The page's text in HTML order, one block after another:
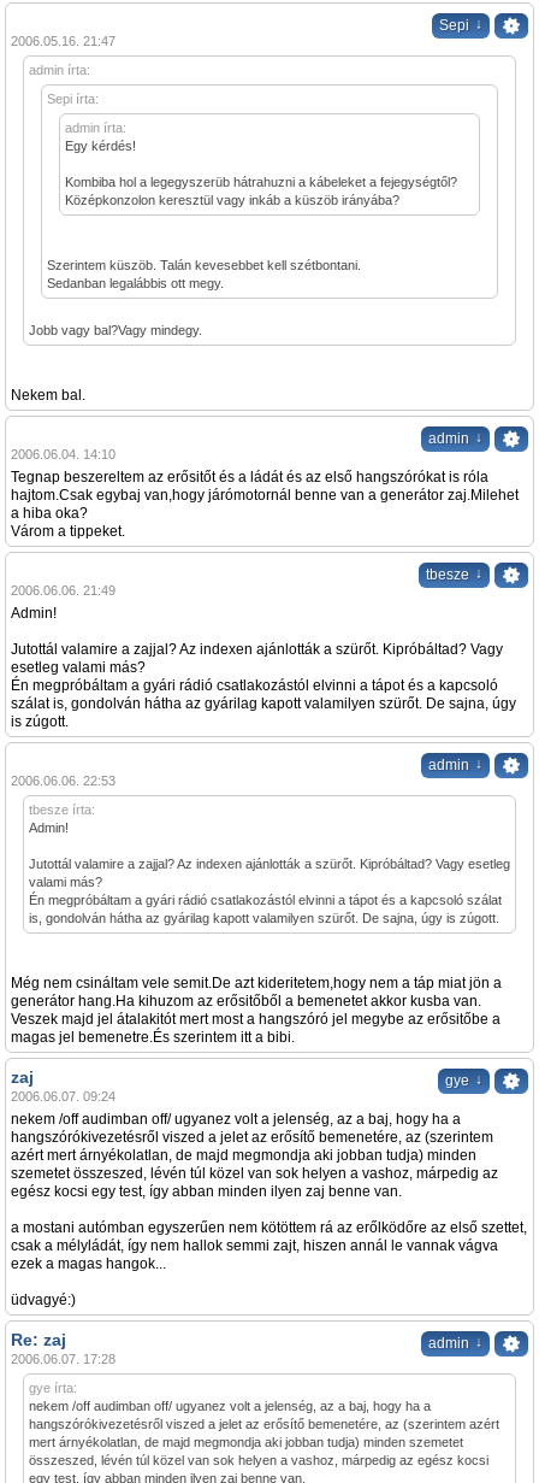
Sepi ↓
2006.05.16. 21:47
admin írta:
Sepi írta:
admin írta:
Egy kérdés!
Kombiba hol a legegyszerüb hátrahuzni a kábeleket a fejegységtől?
Középkonzolon keresztül vagy inkáb a küszöb irányába?
Szerintem küszöb. Talán kevesebbet kell szétbontani.
Sedanban legalábbis ott megy.
Jobb vagy bal?Vagy mindegy.
Nekem bal.
admin ↓
2006.06.04. 14:10
Tegnap beszereltem az erősitőt és a ládát és az első hangszórókat is róla
hajtom.Csak egybaj van,hogy járómotornál benne van a generátor zaj.Milehet
a hiba oka?
Várom a tippeket.
tbesze ↓
2006.06.06. 21:49
Admin!
Jutottál valamire a zajjal? Az indexen ajánlották a szürőt. Kipróbáltad? Vagy
esetleg valami más?
Én megpróbáltam a gyári rádió csatlakozástól elvinni a tápot és a kapcsoló
szálat is, gondolván hátha az gyárilag kapott valamilyen szürőt. De sajna, úgy
is zúgott.
admin ↓
2006.06.06. 22:53
tbesze írta:
Admin!
Jutottál valamire a zajjal? Az indexen ajánlották a szürőt. Kipróbáltad? Vagy esetleg
valami más?
Én megpróbáltam a gyári rádió csatlakozástól elvinni a tápot és a kapcsoló szálat
is, gondolván hátha az gyárilag kapott valamilyen szürőt. De sajna, úgy is zúgott.
Még nem csináltam vele semit.De azt kideritetem,hogy nem a táp miat jön a
generátor hang.Ha kihuzom az erősitőből a bemenetet akkor kusba van.
Veszek majd jel átalakitót mert most a hangszóró jel megybe az erősitőbe a
magas jel bemenetre.És szerintem itt a bibi.
gye ↓
zaj
2006.06.07. 09:24
nekem /off audimban off/ ugyanez volt a jelenség, az a baj, hogy ha a
hangszórókivezetésről viszed a jelet az erősítő bemenetére, az (szerintem
azért mert árnyékolatlan, de majd megmondja aki jobban tudja) minden
szemetet összeszed, lévén túl közel van sok helyen a vashoz, márpedig az
egész kocsi egy test, így abban minden ilyen zaj benne van.
a mostani autómban egyszerűen nem kötöttem rá az erőlködőre az első szettet,
csak a mélyládát, így nem hallok semmi zajt, hiszen annál le vannak vágva
ezek a magas hangok...
üdvagyé:)
admin ↓
Re: zaj
2006.06.07. 17:28
gye írta:
nekem /off audimban off/ ugyanez volt a jelenség, az a baj, hogy ha a
hangszórókivezetésről viszed a jelet az erősítő bemenetére, az (szerintem azért
mert árnyékolatlan, de majd megmondja aki jobban tudja) minden szemetet
összeszed, lévén túl közel van sok helyen a vashoz, márpedig az egész kocsi
egy test, így abban minden ilyen zaj benne van.